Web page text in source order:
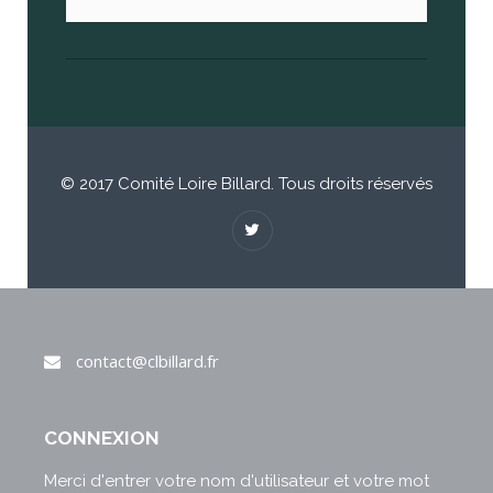
© 2017 Comité Loire Billard. Tous droits réservés
contact@clbillard.fr
CONNEXION
Merci d'entrer votre nom d'utilisateur et votre mot